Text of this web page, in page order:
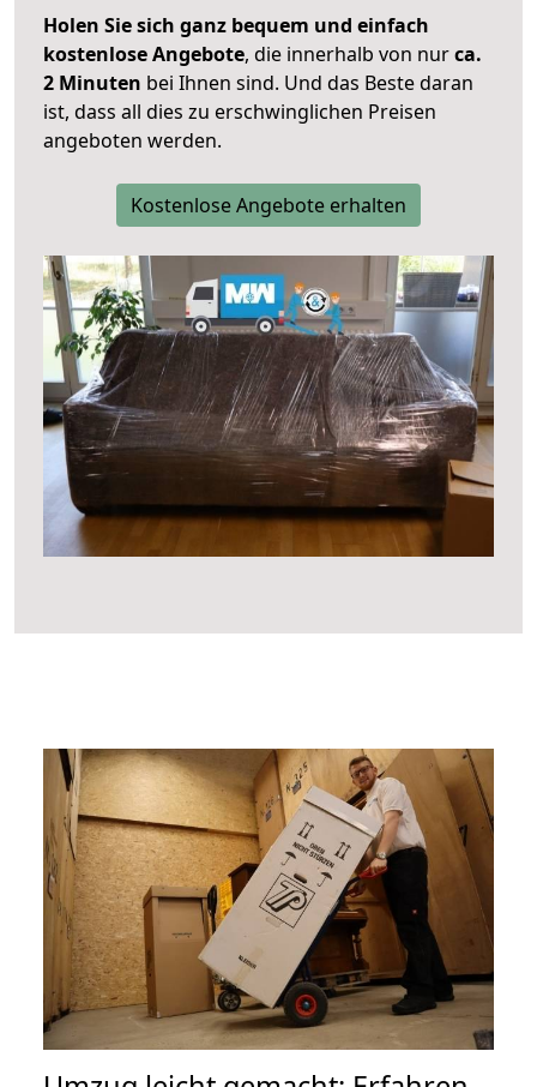
Holen Sie sich ganz bequem und einfach
kostenlose Angebote, die innerhalb von nurca.
2 Minuten bei Ihnen sind. Und das Beste daran
ist, dass all dies zu erschwinglichen Preisen
angeboten werden.
Kostenlose Angebote erhalten